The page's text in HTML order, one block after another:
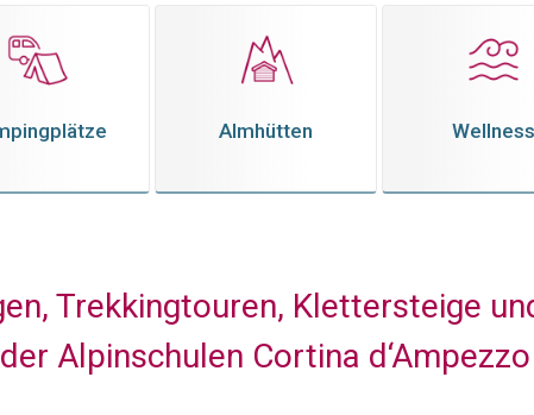
Almhütten Wellness
Trekkingtouren, Klettersteige
Alpinschulen Cortina d‘Ampezzo